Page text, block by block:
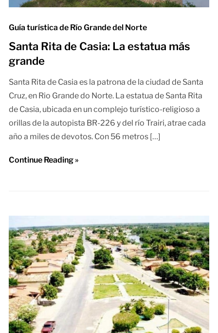
Guía turística de Río Grande del Norte
Santa Rita de Casia: La estatua más
grande
Santa Rita de Casia es la patrona de la ciudad de Santa
Cruz, en Rio Grande do Norte. La estatua de Santa Rita
de Casia, ubicada en un complejo turístico-religioso a
orillas de la autopista BR-226 y del río Trairi, atrae cada
año a miles de devotos. Con 56 metros […]
Continue Reading »